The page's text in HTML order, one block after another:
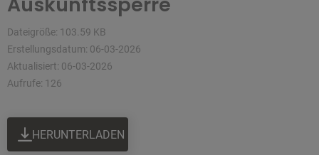
Dateigröße: 103.59 KB
Erstellungsdatum: 06-03-2026
Aktualisiert: 06-03-2026
Aufrufe: 126
HERUNTERLADEN